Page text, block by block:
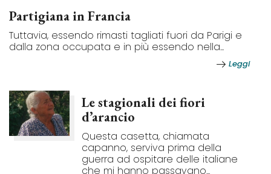
Partigiana in Francia
Tuttavia, essendo rimasti tagliati fuori da Parigi e
dalla zona occupata e in più essendo nella...
Leggi
Le stagionali dei fiori
d’arancio
Questa casetta, chiamata
capanno, serviva prima della
guerra ad ospitare delle italiane
che mi hanno passavano...